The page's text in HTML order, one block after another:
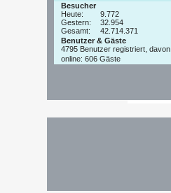
Besucher
Heute:
9.772
Gestern:
32.954
Gesamt:
42.714.371
Benutzer & Gäste
4795 Benutzer registriert, davon
online: 606 Gäste